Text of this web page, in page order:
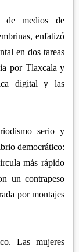
de medios de
enfatizó
en dos tareas
por Tlaxcala y
digital y las
serio y
democrático:
más rápido
un contrapeso
por montajes
Las mujeres